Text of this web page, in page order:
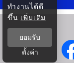
ทำงานได้ดี
ขึ้น เพิ่มเติม
ยอมรับ
ตั้งค่า